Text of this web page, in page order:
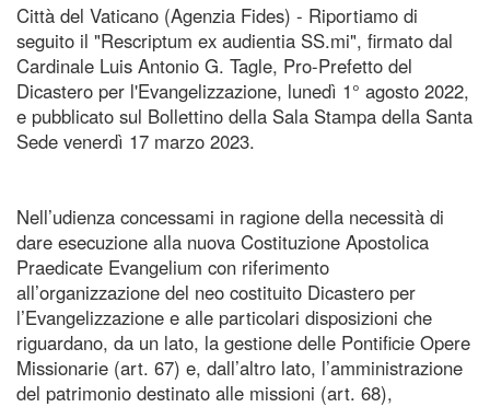
Città del Vaticano (Agenzia Fides) - Riportiamo di
seguito il "Rescriptum ex audientia SS.mi", firmato dal
Cardinale Luis Antonio G. Tagle, Pro-Prefetto del
Dicastero per l'Evangelizzazione, lunedì 1° agosto 2022,
e pubblicato sul Bollettino della Sala Stampa della Santa
Sede venerdì 17 marzo 2023.
Nell’udienza concessami in ragione della necessità di
dare esecuzione alla nuova Costituzione Apostolica
Praedicate Evangelium con riferimento
all’organizzazione del neo costituito Dicastero per
l’Evangelizzazione e alle particolari disposizioni che
riguardano, da un lato, la gestione delle Pontificie Opere
Missionarie (art. 67) e, dall’altro lato, l’amministrazione
del patrimonio destinato alle missioni (art. 68),